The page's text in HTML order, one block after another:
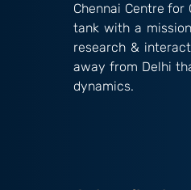
Chennai Centre
tank with a
research &
away from Delhi
dynamics.